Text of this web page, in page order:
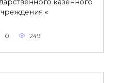
казенного
«
0 249